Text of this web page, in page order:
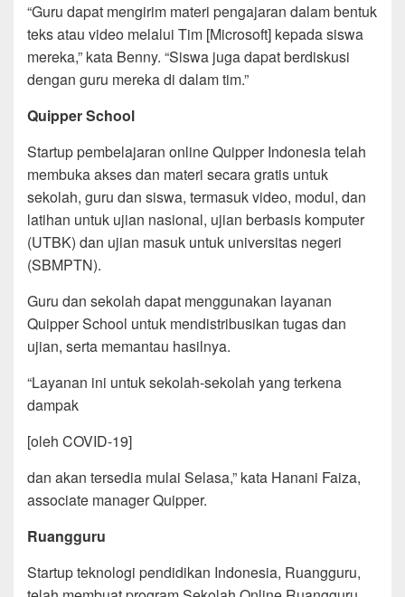
“Guru dapat mengirim materi pengajaran dalam bentuk
teks atau video melalui Tim [Microsoft] kepada siswa
mereka,” kata Benny. “Siswa juga dapat berdiskusi
dengan guru mereka di dalam tim.”
Quipper School
Startup pembelajaran online Quipper Indonesia telah
membuka akses dan materi secara gratis untuk
sekolah, guru dan siswa, termasuk video, modul, dan
latihan untuk ujian nasional, ujian berbasis komputer
(UTBK) dan ujian masuk untuk universitas negeri
(SBMPTN).
Guru dan sekolah dapat menggunakan layanan
Quipper School untuk mendistribusikan tugas dan
ujian, serta memantau hasilnya.
“Layanan ini untuk sekolah-sekolah yang terkena
dampak
[oleh COVID-19]
dan akan tersedia mulai Selasa,” kata Hanani Faiza,
associate manager Quipper.
Ruangguru
Startup teknologi pendidikan Indonesia, Ruangguru,